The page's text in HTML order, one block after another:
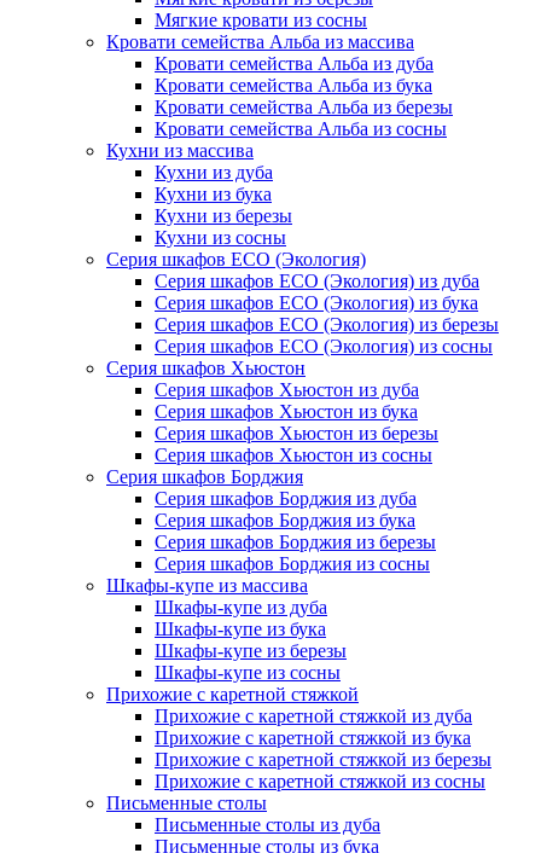
Мягкие кровати из сосны
Кровати семейства Альба из массива
Кровати семейства Альба из дуба
Кровати семейства Альба из бука
Кровати семейства Альба из березы
Кровати семейства Альба из сосны
Кухни из массива
Кухни из дуба
Кухни из бука
Кухни из березы
Кухни из сосны
Серия шкафов ECO (Экология)
Серия шкафов ECO (Экология) из дуба
Серия шкафов ECO (Экология) из бука
Серия шкафов ECO (Экология) из березы
Серия шкафов ECO (Экология) из сосны
Серия шкафов Хьюстон
Серия шкафов Хьюстон из дуба
Серия шкафов Хьюстон из бука
Серия шкафов Хьюстон из березы
Серия шкафов Хьюстон из сосны
Серия шкафов Борджия
Серия шкафов Борджия из дуба
Серия шкафов Борджия из бука
Серия шкафов Борджия из березы
Серия шкафов Борджия из сосны
Шкафы-купе из массива
Шкафы-купе из дуба
Шкафы-купе из бука
Шкафы-купе из березы
Шкафы-купе из сосны
Прихожие с каретной стяжкой
Прихожие с каретной стяжкой из дуба
Прихожие с каретной стяжкой из бука
Прихожие с каретной стяжкой из березы
Прихожие с каретной стяжкой из сосны
Письменные столы
Письменные столы из дуба
Письменные столы из бука